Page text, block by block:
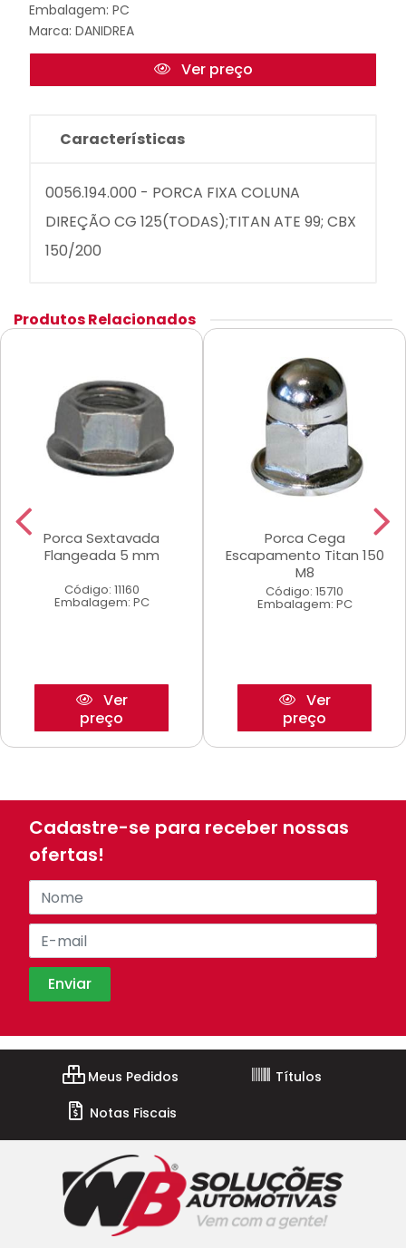
Embalagem: PC
Marca: DANIDREA
Ver preço
Características
0056.194.000 - PORCA FIXA COLUNA
DIREÇÃO CG 125(TODAS);TITAN ATE 99; CBX
150/200
Produtos Relacionados
Porca Sextavada
Flangeada 5 mm
Código: 11160
Embalagem: PC
Ver
preço
Porca Cega
Escapamento Titan 150
M8
Código: 15710
Embalagem: PC
Ver
preço
Cadastre-se para receber nossas
ofertas!
Meus Pedidos
Títulos
Notas Fiscais